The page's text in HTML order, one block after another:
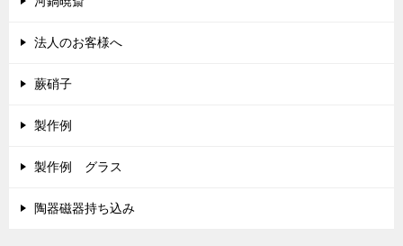
法人のお客様へ
蕨硝子
製作例
製作例 グラス
陶器磁器持ち込み